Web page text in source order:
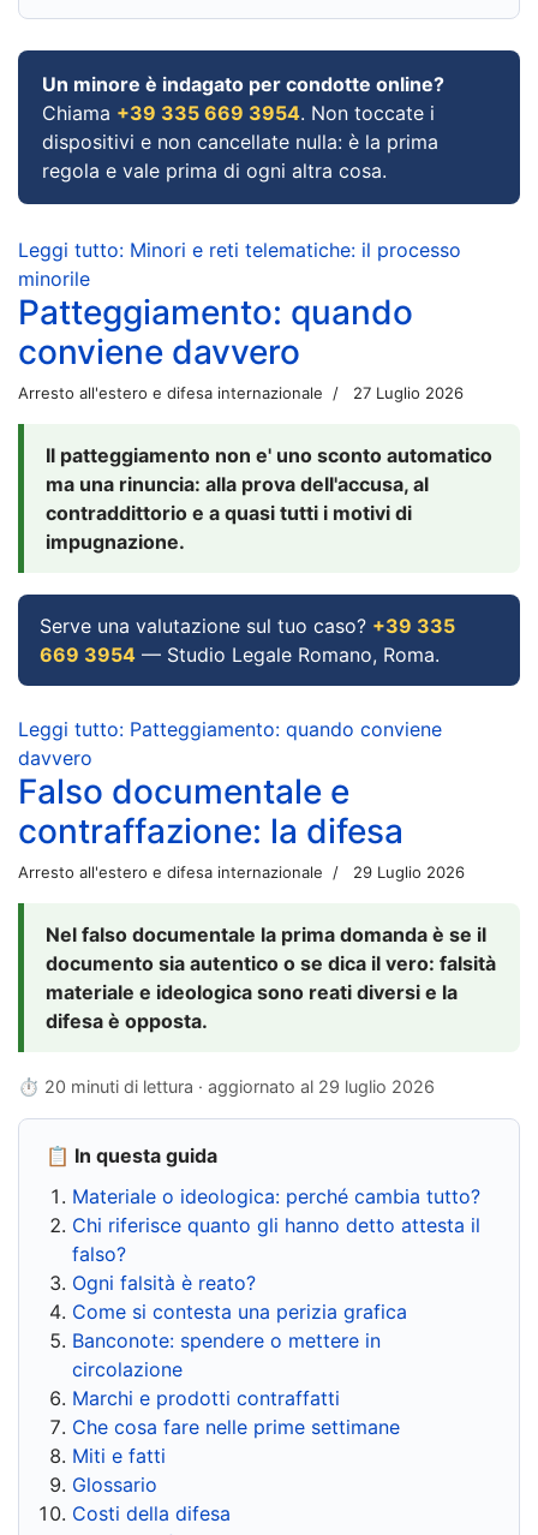
Un minore è indagato per condotte online?
Chiama +39 335 669 3954. Non toccate i
dispositivi e non cancellate nulla: è la prima
regola e vale prima di ogni altra cosa.
Leggi tutto: Minori e reti telematiche: il processo
minorile
Patteggiamento: quando
conviene davvero
Arresto all'estero e difesa internazionale 27 Luglio 2026
Il patteggiamento non e' uno sconto automatico
ma una rinuncia: alla prova dell'accusa, al
contraddittorio e a quasi tutti i motivi di
impugnazione.
Serve una valutazione sul tuo caso? +39 335
669 3954 — Studio Legale Romano, Roma.
Leggi tutto: Patteggiamento: quando conviene
davvero
Falso documentale e
contraffazione: la difesa
Arresto all'estero e difesa internazionale 29 Luglio 2026
Nel falso documentale la prima domanda è se il
documento sia autentico o se dica il vero: falsità
materiale e ideologica sono reati diversi e la
difesa è opposta.
⏱ 20 minuti di lettura · aggiornato al 29 luglio 2026
📋 In questa guida
Materiale o ideologica: perché cambia tutto?
Chi riferisce quanto gli hanno detto attesta il
falso?
Ogni falsità è reato?
Come si contesta una perizia grafica
Banconote: spendere o mettere in
circolazione
Marchi e prodotti contraffatti
Che cosa fare nelle prime settimane
Miti e fatti
Glossario
Costi della difesa